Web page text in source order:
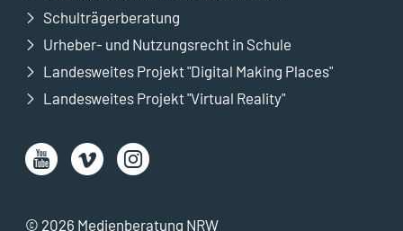
Schulträgerberatung
Urheber- und Nutzungsrecht in Schule
Landesweites Projekt "Digital Making Places"
Landesweites Projekt "Virtual Reality"
© 2026 Medienberatung NRW